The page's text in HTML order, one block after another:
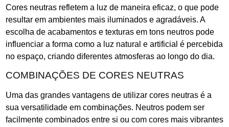
Cores neutras refletem a luz de maneira eficaz, o que pode
resultar em ambientes mais iluminados e agradáveis. A
escolha de acabamentos e texturas em tons neutros pode
influenciar a forma como a luz natural e artificial é percebida
no espaço, criando diferentes atmosferas ao longo do dia.
COMBINAÇÕES DE CORES NEUTRAS
Uma das grandes vantagens de utilizar cores neutras é a
sua versatilidade em combinações. Neutros podem ser
facilmente combinados entre si ou com cores mais vibrantes